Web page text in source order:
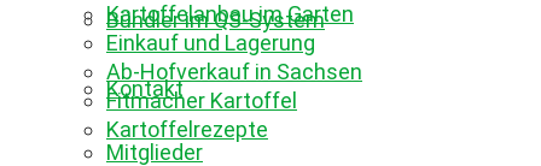
Kontakt
Bündler im QS-System
Mitglieder
Kartoffelanbau im Garten
Einkauf und Lagerung
Ab-Hofverkauf in Sachsen
Fitmacher Kartoffel
Kartoffelrezepte